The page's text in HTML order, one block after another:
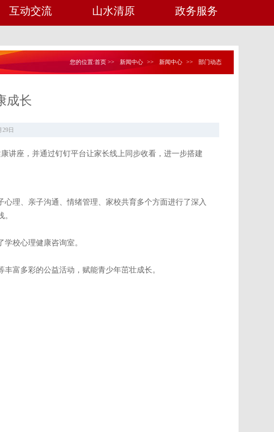
互动交流 山水清原 政务服务
您的位置:首页 >> 新闻中心 >> 新闻中心 >> 部门动态
成长
29日
讲座，并通过钉钉平台让家长线上同步收看，进一步搭建
理、亲子沟通、情绪管理、家校共育多个方面进行了深入
校心理健康咨询室。
富多彩的公益活动，赋能青少年茁壮成长。